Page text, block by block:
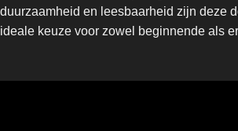
duurzaamheid en leesbaarheid zijn deze
ideale keuze voor zowel beginnende als